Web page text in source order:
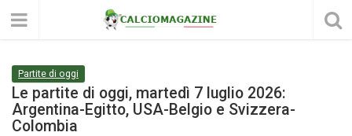
Partite di oggi
Le partite di oggi, martedì 7 luglio 2026:
Argentina-Egitto, USA-Belgio e Svizzera-
Colombia